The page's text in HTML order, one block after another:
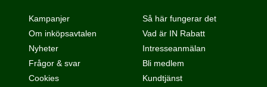
Kampanjer
Om inköpsavtalen
Nyheter
Frågor & svar
Så här fungerar det
Vad är IN Rabatt
Intresseanmälan
Bli medlem
Cookies
Kundtjänst